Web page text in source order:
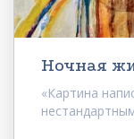
Ночная
«Картина